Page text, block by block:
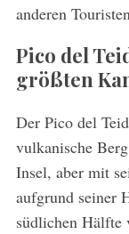
anderen
Pico del
größten
Der Pico del
vulkanische
Insel, aber mit
aufgrund seiner
südlichen Hälfte